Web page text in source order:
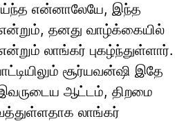
என்னாலேயே, இந்த
தனது வாழ்க்கையில்
லாங்கர் புகழ்ந்துள்ளார்.
சூர்யவன்ஷி இதே
ஆட்டம், திறமை
லாங்கர்